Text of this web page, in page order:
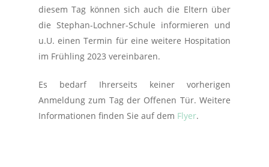
diesem Tag können sich auch die Eltern über
die Stephan-Lochner-Schule informieren und
u.U. einen Termin für eine weitere Hospitation
im Frühling 2023 vereinbaren.
Es bedarf Ihrerseits keiner vorherigen
Anmeldung zum Tag der Offenen Tür. Weitere
Informationen finden Sie auf dem Flyer.